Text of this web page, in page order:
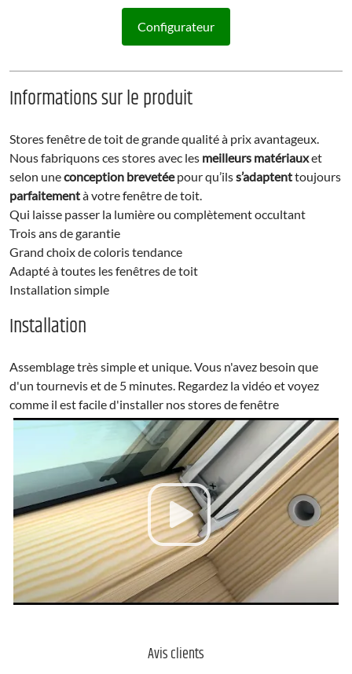
Configurateur
Informations sur le produit
Stores fenêtre de toit de grande qualité à prix avantageux.
Nous fabriquons ces stores avec les meilleurs matériauxet
selon uneconception brevetéepour qu’ilss’adaptenttoujours
parfaitementà votre fenêtre de toit.
Qui laisse passer la lumière ou complètement occultant
Trois ans de garantie
Grand choix de coloris tendance
Adapté à toutes les fenêtres de toit
Installation simple
Installation
Assemblage très simple et unique. Vous n'avez besoin que
d'un tournevis et de 5 minutes. Regardez la vidéo et voyez
comme il est facile d'installer nos stores de fenêtre
Avis clients